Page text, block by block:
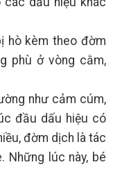
hò kèm theo đờm
phù ở vòng cằm,
như cảm cúm,
đầu dấu hiệu có
đờm dịch là tác
Những lúc này, bé